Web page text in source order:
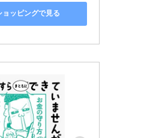
ッピングで見る